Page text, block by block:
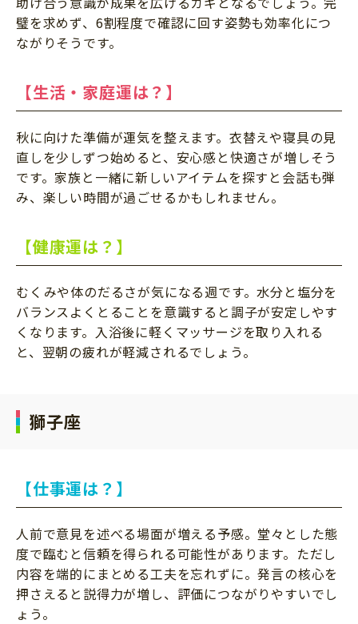
璧を求めず、6割程度で確認に回す姿勢も効率化につ
ながりそうです。
【生活・家庭運は？】
秋に向けた準備が運気を整えます。衣替えや寝具の見
直しを少しずつ始めると、安心感と快適さが増しそう
です。家族と一緒に新しいアイテムを探すと会話も弾
み、楽しい時間が過ごせるかもしれません。
【健康運は？】
むくみや体のだるさが気になる週です。水分と塩分を
バランスよくとることを意識すると調子が安定しやす
くなります。入浴後に軽くマッサージを取り入れる
と、翌朝の疲れが軽減されるでしょう。
獅子座
【仕事運は？】
人前で意見を述べる場面が増える予感。堂々とした態
度で臨むと信頼を得られる可能性があります。ただし
内容を端的にまとめる工夫を忘れずに。発言の核心を
押さえると説得力が増し、評価につながりやすいでし
ょう。